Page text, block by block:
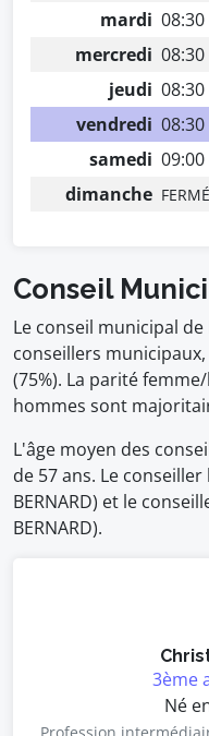
mardi
mercredi
jeudi
vendredi
samedi 09:00
dimanche FERMÉ
Conseil
Le conseil municipal
conseillers
(75%). La parité
hommes sont
L'âge moyen des
de 57 ans. Le
BERNARD) et le
BERNARD).
3ème
Né